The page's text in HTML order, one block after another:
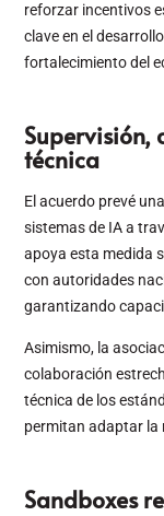
reforzar incentivos
clave en el
fortalecimiento del
técnica
El acuerdo prevé
sistemas de IA a
apoya esta medida
con autoridades
garantizando
Asimismo, la
colaboración
técnica de los
permitan adaptar la
Sandboxes